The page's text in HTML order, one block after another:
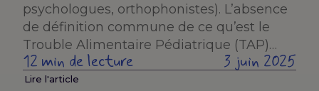
psychologues, orthophonistes). L’absence
de définition commune de ce qu’est le
Trouble Alimentaire Pédiatrique (TAP)…
12 min de lecture 3 juin 2025
Lire l'article